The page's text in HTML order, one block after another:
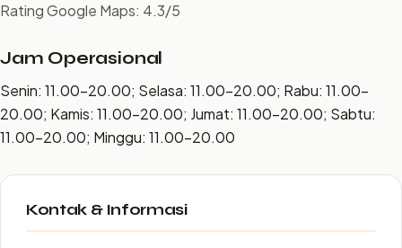
Rating Google Maps: 4.3/5
Jam Operasional
Senin: 11.00–20.00; Selasa: 11.00–20.00; Rabu: 11.00–
20.00; Kamis: 11.00–20.00; Jumat: 11.00–20.00; Sabtu:
11.00–20.00; Minggu: 11.00–20.00
Kontak & Informasi